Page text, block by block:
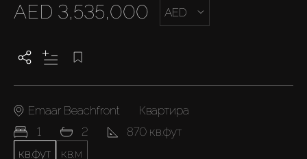
AED 3,535,000 AED
Emaar Beachfront
Квартира
1
2
870 кв.фут
кв.фут
кв.м